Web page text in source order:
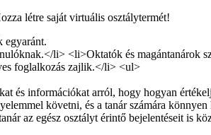
létre saját virtuális osztálytermét!